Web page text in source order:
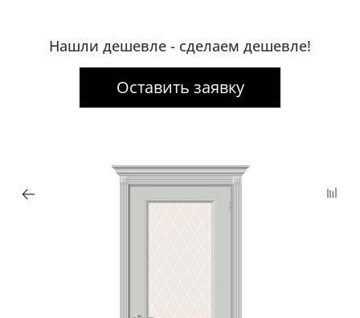
Нашли дешевле - сделаем дешевле!
Оставить заявку